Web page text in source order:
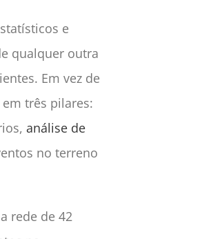
e
qualquer outra
Em vez de
três pilares:
análise de
no terreno
rede de 42